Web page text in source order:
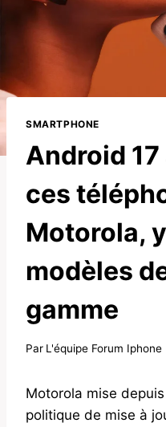
SMARTPHONE
Android
ces
Motorola,
modèles
gamme
Par L'équipe Forum Iphone
Motorola mise
politique de mise à